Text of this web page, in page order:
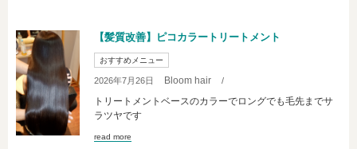
【髪質改善】ピコカラートリートメント
おすすめメニュー
2026年7月26日 Bloom hair /
トリートメントベースのカラーでロングでも毛先までサ
ラツヤです
read more